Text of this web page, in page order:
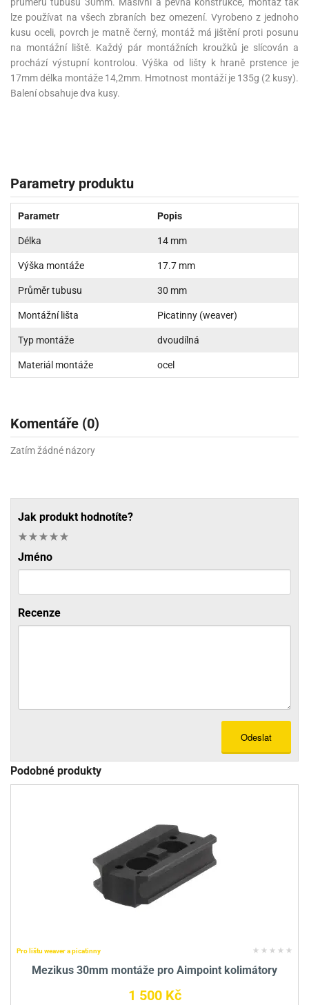
lze používat na všech zbraních bez omezení. Vyrobeno z jednoho
kusu oceli, povrch je matně černý, montáž má jištění proti posunu
na montážní liště. Každý pár montážních kroužků je slícován a
prochází výstupní kontrolou. Výška od lišty k hraně prstence je
17mm délka montáže 14,2mm. Hmotnost montáží je 135g (2 kusy).
Balení obsahuje dva kusy.
Parametry produktu
Parametr Popis
Délka 14 mm
Výška montáže 17.7 mm
Průměr tubusu 30 mm
Montážní lišta Picatinny (weaver)
Typ montáže dvoudílná
Materiál montáže ocel
Komentáře (0)
Zatím žádné názory
Jak produkt hodnotíte?
Jméno
Recenze
Odeslat
Podobné produkty
Pro lištu weaver a picatinny
Mezikus 30mm montáže pro Aimpoint kolimátory
1 500 Kč